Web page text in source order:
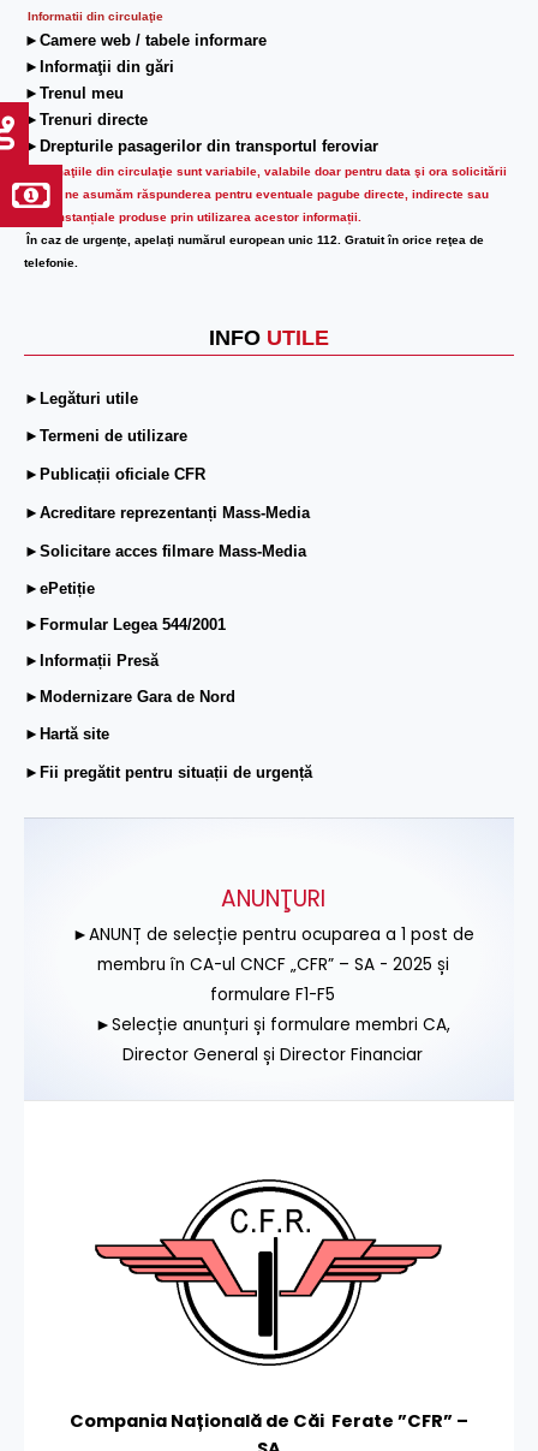
Informatii din circulaţie
►Camere web / tabele informare
►Informaţii din gări
►Trenul meu
►Trenuri directe
►Drepturile pasagerilor din transportul feroviar
Informaţiile din circulaţie sunt variabile, valabile doar pentru data şi ora solicitării
lor.
Nu ne asumăm răspunderea pentru eventuale pagube directe, indirecte sau
circumstanțiale produse prin utilizarea acestor informații.
În caz de urgenţe, apelaţi numărul european unic 112. Gratuit în orice reţea de
telefonie.
INFO UTILE
►Legături utile
►Termeni de utilizare
►Publicații oficiale CFR
►Acreditare reprezentanți Mass-Media
►Solicitare acces filmare Mass-Media
►ePetiție
►Formular Legea 544/2001
►Informații Presă
►Modernizare Gara de Nord
►Hartă site
►Fii pregătit pentru situații de urgență
ANUNŢURI
►ANUNȚ de selecție pentru ocuparea a 1 post de
membru în CA-ul CNCF „CFR” – SA - 2025 și
formulare F1-F5
►Selecție anunțuri și formulare membri CA,
Director General și Director Financiar
Compania Națională de Căi Ferate ”CFR” –